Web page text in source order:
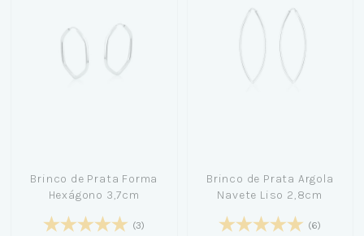
Brinco de Prata Forma
Hexágono 3,7cm
(3)
Brinco de Prata Argola
Navete Liso 2,8cm
(6)